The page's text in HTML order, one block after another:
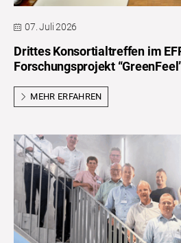
07. Juli 2026
Drittes Konsortialtreffen im
Forschungsprojekt
MEHR ERFAHREN